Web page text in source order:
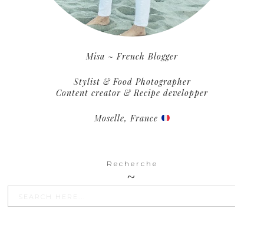
Misa ~ French Blogger
Stylist & Food Photographer
Content creator & Recipe developper
Moselle, France
Recherche
Search SEARCH